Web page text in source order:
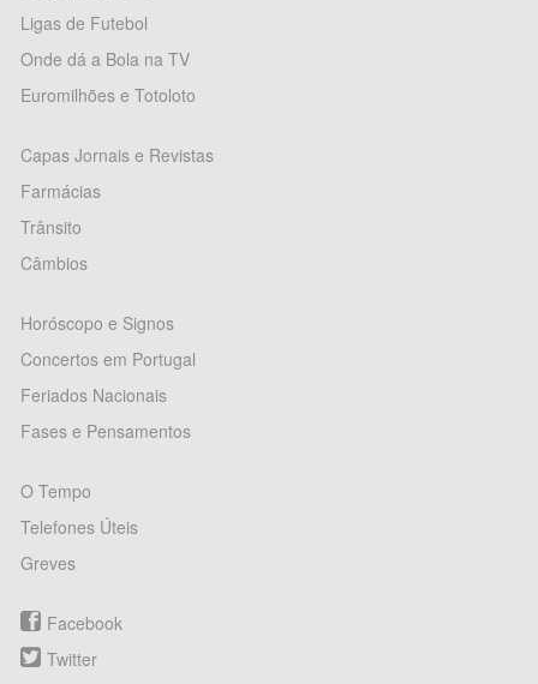
Ligas de Futebol
Onde dá a Bola na TV
Euromilhões e Totoloto
Capas Jornais e Revistas
Farmácias
Trânsito
Câmbios
Horóscopo e Signos
Concertos em Portugal
Feriados Nacionais
Fases e Pensamentos
O Tempo
Telefones Úteis
Greves
Facebook
Twitter